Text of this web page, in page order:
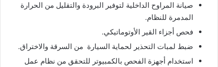
صيانة المراوح الداخلية لتوفير البرودة والتقليل من الحرارة
المدمرة للنظام.
فحص أجزاء القير الأوتوماتيكي.
ضبط لمبات التحذير لحماية السيارة من السرقة والاختراق.
استخدام أجهزة الفحص بالكمبيوتر للتحقق من نظام عمل